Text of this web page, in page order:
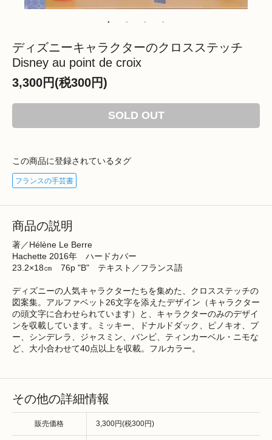
ディズニーキャラクターのクロスステッチ
Disney au point de croix
3,300円(税300円)
SOLD OUT
この商品に登録されているタグ
フランスの手芸書
商品の説明
著／Hélène Le Berre
Hachette 2016年 ハードカバー
23.2×18㎝ 76p "B" テキスト／フランス語
ディズニーの人気キャラクターたちを集めた、クロスステッチの
図案集。アルファベット26文字を添えたデザイン（キャラクター
の頭文字に合わせられています）と、キャラクターのみのデザイ
ンを収載しています。ミッキー、ドナルドダック、ピノキオ、プ
ー、シンデレラ、ジャスミン、バンビ、ティンカーベル・ニモな
ど、大小合わせて40点以上を収載。フルカラー。
その他の詳細情報
販売価格 3,300円(税300円)